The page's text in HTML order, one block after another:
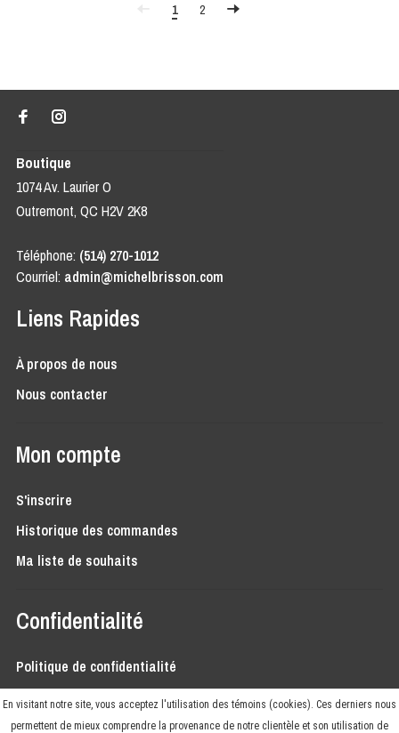
1
2
En visitant notre site, vous acceptez l'utilisation des témoins (cookies). Ces derniers nous
permettent de mieux comprendre la provenance de notre clientèle et son utilisation de
Boutique
1074 Av. Laurier O
Outremont, QC H2V 2K8
Téléphone: (514) 270-1012
Courriel: admin@michelbrisson.com
Liens Rapides
À propos de nous
Nous contacter
Mon compte
S'inscrire
Historique des commandes
Ma liste de souhaits
Confidentialité
Politique de confidentialité
Conditions générales